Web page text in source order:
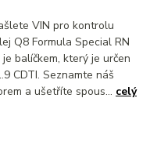
VIN pro kontrolu
Q8 Formula Special RN
balíčkem, který je určen
CDTI. Seznamte náš
a ušetříte spous... celý